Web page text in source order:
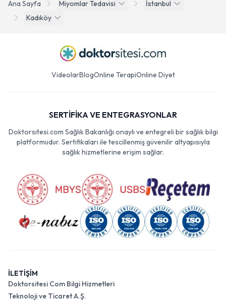
Ana Sayfa Miyomlar Tedavisi
İstanbul
Kadıköy
VideolarBlogOnline TerapiOnline Diyet
SERTİFİKA VE ENTEGRASYONLAR
Doktorsitesi.com Sağlık Bakanlığı onaylı ve entegreli bir sağlık bilgi
platformudur. Sertifikaları ile tescillenmiş güvenilir altyapısıyla
sağlık hizmetlerine erişim sağlar.
İLETİŞİM
Doktorsitesi Com Bilgi Hizmetleri
Teknoloji ve Ticaret A.Ş.